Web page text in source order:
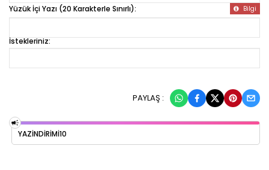
Yüzük İçi Yazı (20 Karakterle Sınırlı): Bilgi
İstekleriniz:
PAYLAŞ :
YAZİNDİRİMİ10